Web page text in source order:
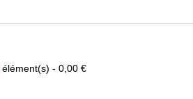
élément(s) - 0,00 €